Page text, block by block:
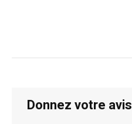
Donnez votre avis